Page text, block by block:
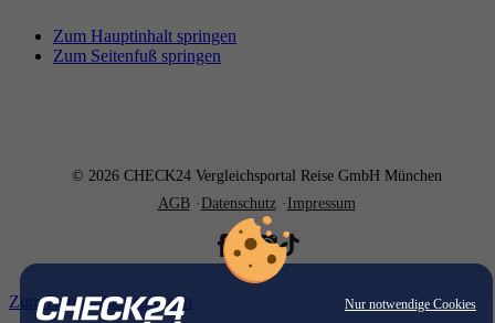
Nur notwendige Cookies
Zum Hauptinhalt springen
Zum Seitenfuß springen
© 2026 CHECK24 Vergleichsportal Reise GmbH München
AGB
Datenschutz Impressum
Zum Hauptinhalt springen